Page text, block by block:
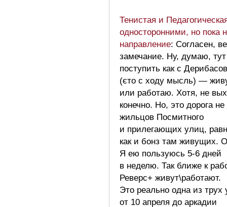
Тенистая и
односторонними, но пока
направление: Согласен,
замечание. Ну, думаю,
поступить как с
(єто с ходу мысль) —
или работаю. Хотя, не
конечно. Но, это дорога не
жильцов Посмитного
и прилегающих улиц,
как и бонз там живущих.
Я ею пользуюсь 5-6 дней
в неделю. Так ближе к
Реверс+ живут\работают.
Это реально одна из трух
от 10 апреля до аркадии